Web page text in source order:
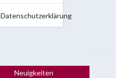
Datenschutzerklärung
Neuigkeiten